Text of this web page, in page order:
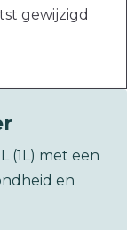
gewijzigd
(1L) met een
en